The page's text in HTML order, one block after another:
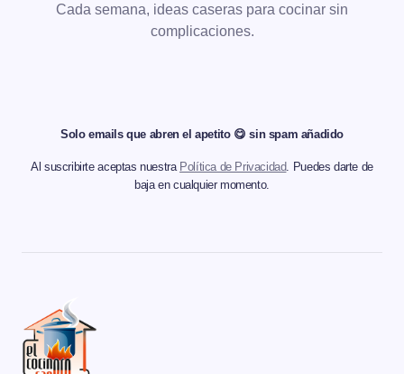
Cada semana, ideas caseras para cocinar sin
complicaciones.
Solo emails que abren el apetito 😋 sin spam añadido
Al suscribirte aceptas nuestra Política de Privacidad. Puedes darte de
baja en cualquier momento.